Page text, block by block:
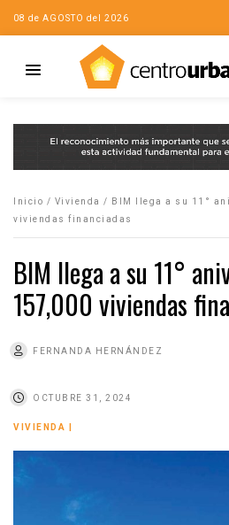
08 de AGOSTO del 2026
Inicio / Vivienda /
BIM llega a su 11°
viviendas financiadas
BIM llega a su 11°
157,000 viviendas
FERNANDA HERNÁNDEZ
OCTUBRE 31, 2024
VIVIENDA